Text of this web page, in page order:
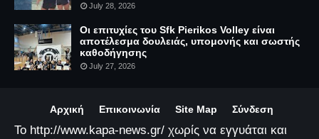
July 28, 2026
Οι επιτυχίες του Sfk Pierikos Volley είναι
αποτέλεσμα δουλειάς, υπομονής και σωστής
καθοδήγησης
July 27, 2026
Αρχική Επικοινωνία Site Map Σύνδεση
Το http://www.kapa-news.gr/ χωρίς να εγγυάται και